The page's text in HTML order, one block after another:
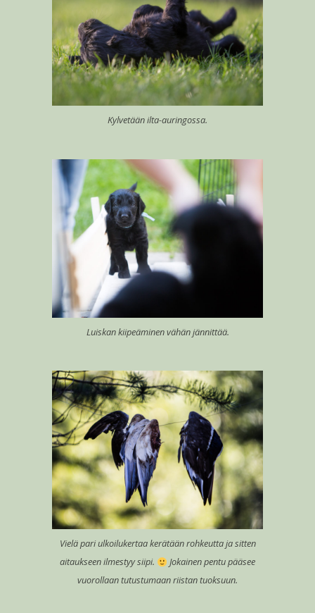
Kylvetään ilta-auringossa.
Luiskan kiipeäminen vähän jännittää.
Vielä pari ulkoilukertaa kerätään rohkeutta ja sitten
aitaukseen ilmestyy siipi.
Jokainen pentu pääsee
vuorollaan tutustumaan riistan tuoksuun.